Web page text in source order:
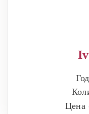
Цена